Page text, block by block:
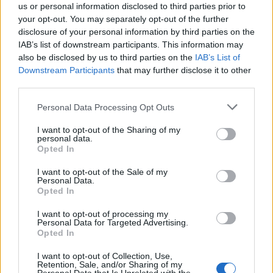
us or personal information disclosed to third parties prior to
your opt-out. You may separately opt-out of the further
disclosure of your personal information by third parties on the
IAB’s list of downstream participants. This information may
also be disclosed by us to third parties on the IAB’s List of
Downstream Participants that may further disclose it to other
Personal Data Processing Opt Outs
I want to opt-out of the Sharing of my
personal data.
Opted In
I want to opt-out of the Sale of my
Personal Data.
Opted In
I want to opt-out of processing my
Personal Data for Targeted Advertising.
Opted In
I want to opt-out of Collection, Use,
Retention, Sale, and/or Sharing of my
Alpha Bank: Για πρώτη φορά το Αρχαίο Θέατρο
Επιδαύρου άνοιξε τις πύλες του σε όλους
05/08/2026 - 12:41 ESG
Banco Santander: Έλαβε την έγκριση της Fed για
την εξαγορά της αμερικανικής Webster Bank
Διεθνείς αγορές: Σε επίπεδα ρεκόρ κινούνται τα
χρηματιστήρια
05/08/2026 - 12:21
Σύγκρουση αεροσκάφους cargo με άγνωστο
αντικείμενο κοντά στο αεροδρόμιο της Λειψίας
05/08/2026 - 12:04
Συνάντηση του Κ. Μητσοτάκη με τον Στ. Αγγελούδη:
«Θα έχουμε μία καινούργια ΔΕΘ το 2030»